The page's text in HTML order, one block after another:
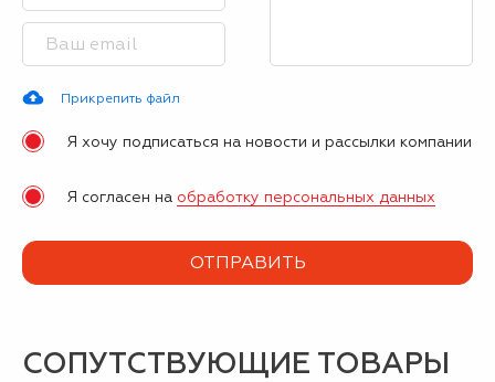
Прикрепить файл
Я хочу подписаться на новости и рассылки компании
Я согласен на обработку персональных данных
СОПУТСТВУЮЩИЕ ТОВАРЫ